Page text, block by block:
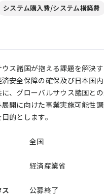
システム購入費/システム構築費
ス諸国が抱える課題を解決
済安全保障の確保及び日本国
、グローバルサウス諸国と
展開に向けた事業実施可能性
的とします。
全国
経済産業省
公募終了